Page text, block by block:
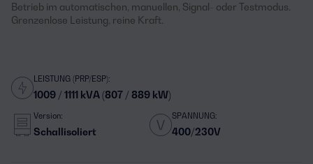
Betrieb im automatischen, manuellen, Signal- oder Testmodus.
Grenzenlose Leistung, reine Kraft.
LEISTUNG (PRP/ESP):
1009 / 1111 kVA (807 / 889 kW)
Version:
Schallisoliert
SPANNUNG:
400/230V